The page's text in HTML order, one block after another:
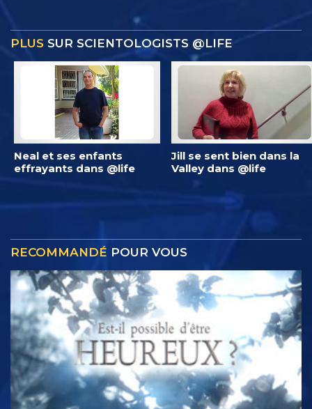
PLUS SUR SCIENTOLOGISTS @LIFE
Neal et ses enfants
effrayants dans @life
Jill se sent bien dans la
Valley dans @life
RECOMMANDÉ POUR VOUS